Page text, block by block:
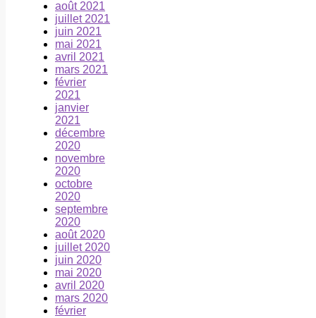
août 2021
juillet 2021
juin 2021
mai 2021
avril 2021
mars 2021
février
2021
janvier
2021
décembre
2020
novembre
2020
octobre
2020
septembre
2020
août 2020
juillet 2020
juin 2020
mai 2020
avril 2020
mars 2020
février